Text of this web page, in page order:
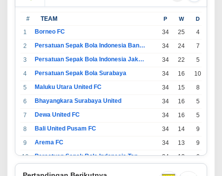
# TEAM P W D
1 Borneo FC 34 25 4
2
Persatuan Sepak Bola Indonesia Bandung 34 24 7
3
Persatuan Sepak Bola Indonesia Jakarta 34 22 5
4
Persatuan Sepak Bola Surabaya 34 16 10
5
Maluku Utara United FC 34 15 8
6
Bhayangkara Surabaya United 34 16 5
7
Dewa United FC 34 16 5
8
Bali United Pusam FC 34 14 9
9
Arema FC 34 13 9
10
Persatuan Sepak Bola Indonesia Tangerang 34 13 6